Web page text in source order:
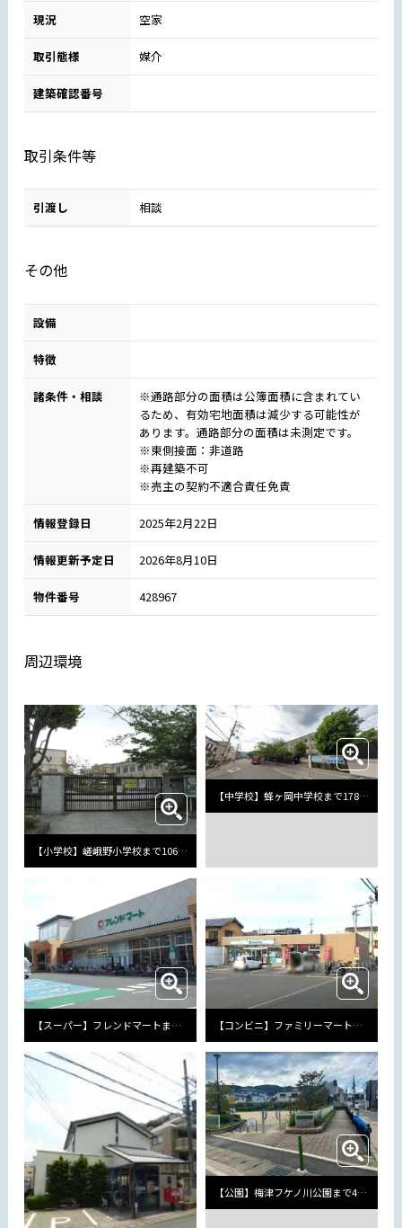
現況 空家
取引態様 媒介
建築確認番号
取引条件等
引渡し 相談
その他
設備
特徴
諸条件・相談
※通路部分の面積は公簿面積に含まれてい
るため、有効宅地面積は減少する可能性が
あります。通路部分の面積は未測定です。
※東側接面：非道路
※再建築不可
※売主の契約不適合責任免責
情報登録日 2025年2月22日
情報更新予定日 2026年8月10日
物件番号 428967
周辺環境
【小学校】嵯峨野小学校まで1069m
【中学校】蜂ヶ岡中学校まで1784m
【スーパー】フレンドマートまで989m 【コンビニ】ファミリーマート四条梅津店まで788m
【公園】梅津フケノ川公園まで486m